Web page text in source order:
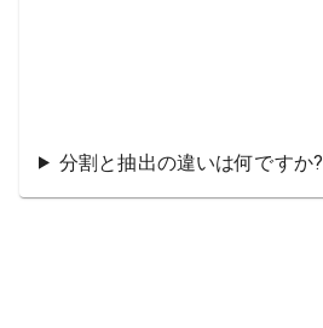
分割と抽出の違いは何ですか?